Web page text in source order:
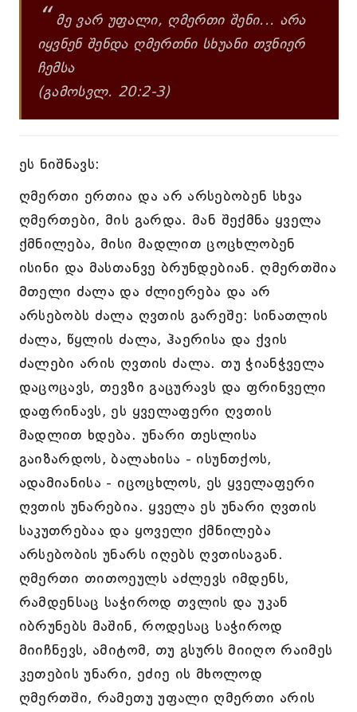
“ მე ვარ უფალი, ღმერთი შენი... არა
იყვნენ შენდა ღმერთნი სხუანი თჳნიერ
ჩემსა
(გამოსვლ. 20:2-3)
ეს ნიშნავს:
ღმერთი ერთია და არ არსებობენ სხვა
ღმერთები, მის გარდა. მან შექმნა ყველა
ქმნილება, მისი მადლით ცოცხლობენ
ისინი და მასთანვე ბრუნდებიან. ღმერთშია
მთელი ძალა და ძლიერება და არ
არსებობს ძალა ღვთის გარეშე: სინათლის
ძალა, წყლის ძალა, ჰაერისა და ქვის
ძალები არის ღვთის ძალა. თუ ჭიანჭველა
დაცოცავს, თევზი გაცურავს და ფრინველი
დაფრინავს, ეს ყველაფერი ღვთის
მადლით ხდება. უნარი თესლისა
გაიზარდოს, ბალახისა - ისუნთქოს,
ადამიანისა - იცოცხლოს, ეს ყველაფერი
ღვთის უნარებია. ყველა ეს უნარი ღვთის
საკუთრებაა და ყოველი ქმნილება
არსებობის უნარს იღებს ღვთისაგან.
ღმერთი თითოეულს აძლევს იმდენს,
რამდენსაც საჭიროდ თვლის და უკან
იბრუნებს მაშინ, როდესაც საჭიროდ
მიიჩნევს, ამიტომ, თუ გსურს მიიღო რაიმეს
კეთების უნარი, ეძიე ის მხოლოდ
ღმერთში, რამეთუ უფალი ღმერთი არის